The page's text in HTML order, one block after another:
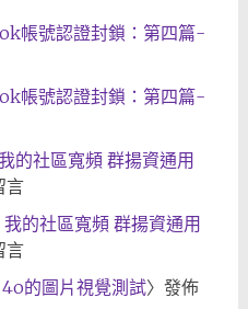
帳號認證封鎖：第四篇-
帳號認證封鎖：第四篇-
的社區寬頻 群揚資通用
言
的社區寬頻 群揚資通用
言
的圖片視覺測試〉發佈